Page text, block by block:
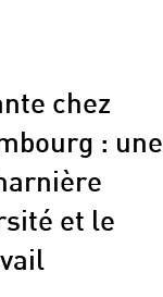
chez
: une
et le